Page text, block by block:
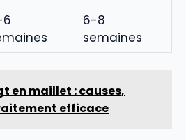
6-8
semaines
en maillet : causes,
efficace